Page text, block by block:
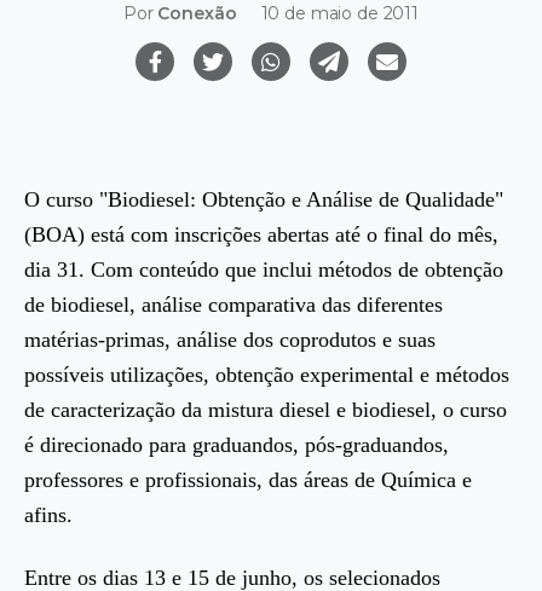
Por Conexão 10 de maio de 2011
O curso "Biodiesel: Obtenção e Análise de Qualidade"
(BOA) está com inscrições abertas até o final do mês,
dia 31. Com conteúdo que inclui métodos de obtenção
de biodiesel, análise comparativa das diferentes
matérias-primas, análise dos coprodutos e suas
possíveis utilizações, obtenção experimental e métodos
de caracterização da mistura diesel e biodiesel, o curso
é direcionado para graduandos, pós-graduandos,
professores e profissionais, das áreas de Química e
afins.
Entre os dias 13 e 15 de junho, os selecionados